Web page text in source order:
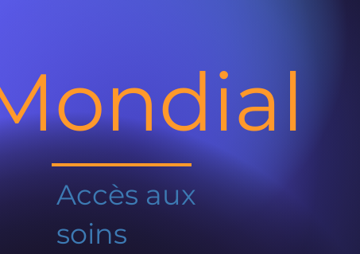
Accès aux
soins